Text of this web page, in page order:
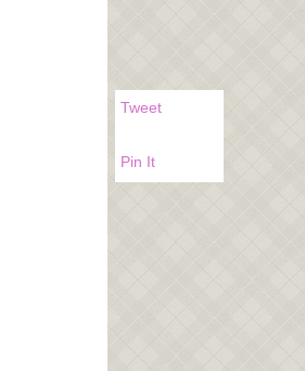
Tweet
Pin It